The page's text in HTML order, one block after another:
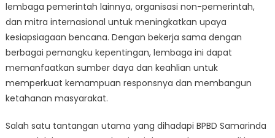
lembaga pemerintah lainnya, organisasi non-pemerintah,
dan mitra internasional untuk meningkatkan upaya
kesiapsiagaan bencana. Dengan bekerja sama dengan
berbagai pemangku kepentingan, lembaga ini dapat
memanfaatkan sumber daya dan keahlian untuk
memperkuat kemampuan responsnya dan membangun
ketahanan masyarakat.
Salah satu tantangan utama yang dihadapi BPBD Samarinda